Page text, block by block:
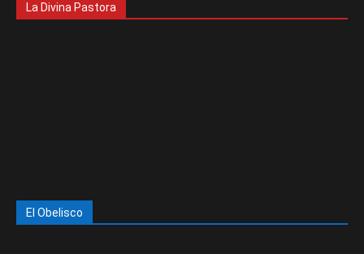
La Divina Pastora
El Obelisco